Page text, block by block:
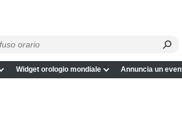
Widget orologio mondiale Annuncia un